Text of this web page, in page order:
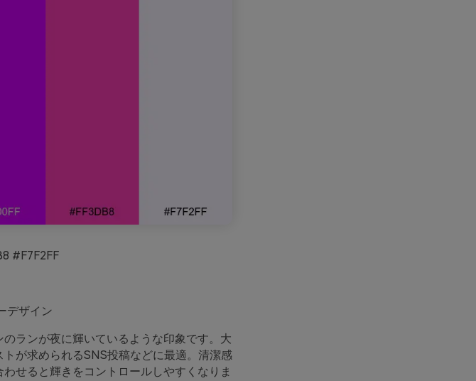
#F7F2FF
デザイン
ランが夜に輝いているような印象です。大
が求められるSNS投稿などに最適。清潔感
せると輝きをコントロールしやすくなりま